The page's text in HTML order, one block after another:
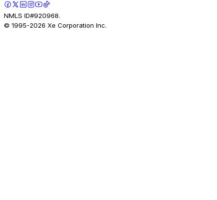
NMLS ID#920968.
© 1995-2026 Xe Corporation Inc.